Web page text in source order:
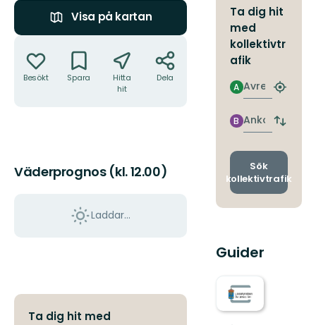
Visa på kartan
Besökt Spara
Hitta
hit
Dela
Väderprognos (kl. 12.00)
Laddar...
Ta dig hit med
Ta dig hit
med
kollektivtr
afik
Avresa
A
Hitta
Ankomst
B
Byt
och
Sök
kollektivtrafik
Guider